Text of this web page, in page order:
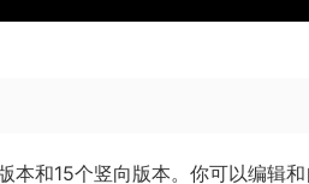
和15个竖向版本。你可以编辑和